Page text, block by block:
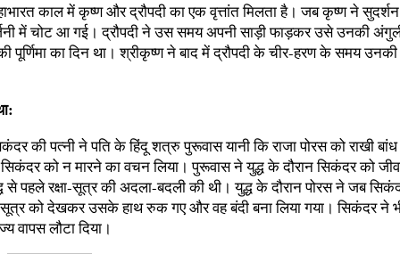
काल में कृष्ण और द्रौपदी का एक वृत्तांत मिलता है। जब कृष्ण ने
में चोट आ गई। द्रौपदी ने उस समय अपनी साड़ी फाड़कर उसे उनकी
पूर्णिमा का दिन था। श्रीकृष्ण ने बाद में द्रौपदी के चीर-हरण के समय
की पत्नी ने पति के हिंदू शत्रु पुरूवास यानी कि राजा पोरस को राखी
को न मारने का वचन लिया। पुरूवास ने युद्ध के दौरान सिकंदर को
पहले रक्षा-सूत्र की अदला-बदली की थी। युद्ध के दौरान पोरस ने जब
सूत्र को देखकर उसके हाथ रुक गए और वह बंदी बना लिया गया। सिकंदर ने
वापस लौटा दिया।